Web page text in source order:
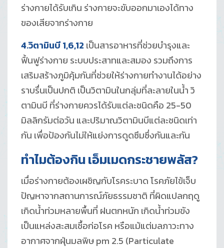
ร่างกายได้รับเกิน ร่างกายจะขับออกมาเองได้ทาง
ของเสียจากร่างกาย
4.วิตามินบี 1,6,12 เป็นสารอาหารที่ช่วยบำรุงและ
ฟื้นฟูร่างกาย ระบบประสาทและสมอง รวมถึงการ
เสริมสร้างภูมิคุ้มกันที่ช่วยให้ร่างกายทำงานได้อย่าง
ราบรื่นเป็นปกติ เป็นวิตามินในกลุ่มที่ละลายในน้ำ วิ
ตามินบี ที่ร่างกายควรได้รับแต่ละชนิดคือ 25-50
มิลลิกรัมต่อวัน และปริมาณวิตามินบีแต่ละชนิดเท่า
กัน เพื่อป้องกันไม่ให้แย่งการดูดซึมซึ่งกันและกัน
ทำไมต้องกิน เอ็มเมดกระชายพลัส?
เมื่อร่างกายต้องเผชิญกับโรคระบาด โรคภัยไข้เจ็บ
ปัญหาจากสถานการณ์ภัยธรรมชาติ ที่ผิดแปลกฤดู
เกิดน้ำท่วมหลายพื้นที่ ฝนตกหนัก เกิดน้ำท่วมขัง
เป็นแหล่งสะสมเชื้อก่อโรค หรือแม้แต่มลภาวะทาง
อากาศจากฝุ่นมลพิษ pm 2.5 (Particulate